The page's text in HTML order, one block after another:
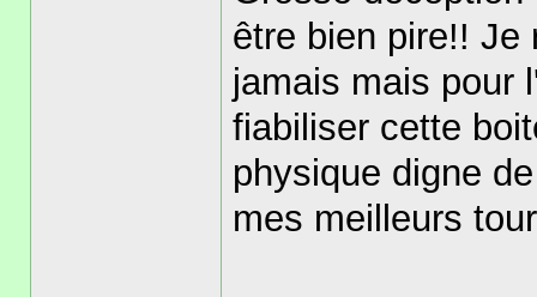
être bien pire!! Je
jamais mais pour
fiabiliser cette
physique digne
mes meilleurs